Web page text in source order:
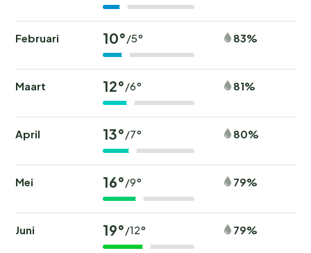
Februari 10°/5° 83%
Maart 12°/6° 81%
April 13°/7° 80%
Mei 16°/9° 79%
Juni 19°/12° 79%